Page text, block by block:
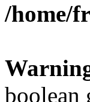
/home/
boolean